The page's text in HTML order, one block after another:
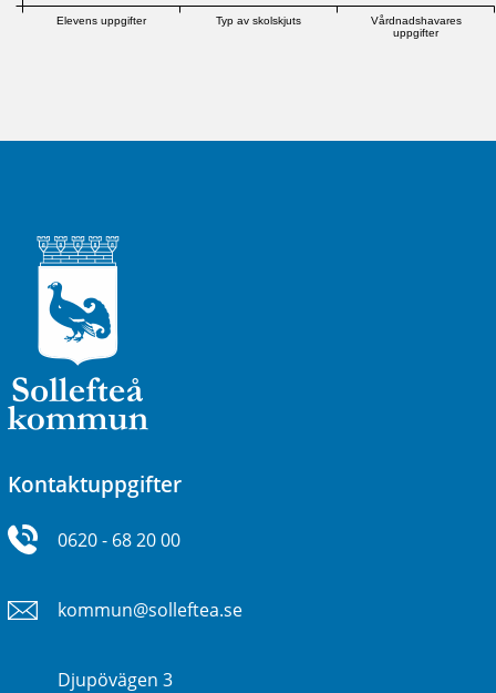
Elevens uppgifter Typ av skolskjuts
Vårdnadshavares
uppgifter
Kontaktuppgifter
0620 - 68 20 00
kommun@solleftea.se
Djupövägen 3